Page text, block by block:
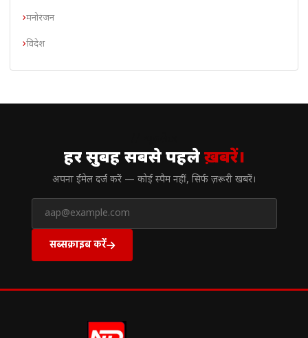
मनोरंजन
विदेश
हर सुबह सबसे पहलेख़बरें।
अपना ईमेल दर्ज करें — कोई स्पैम नहीं, सिर्फ ज़रूरी खबरें।
सब्सक्राइब करें